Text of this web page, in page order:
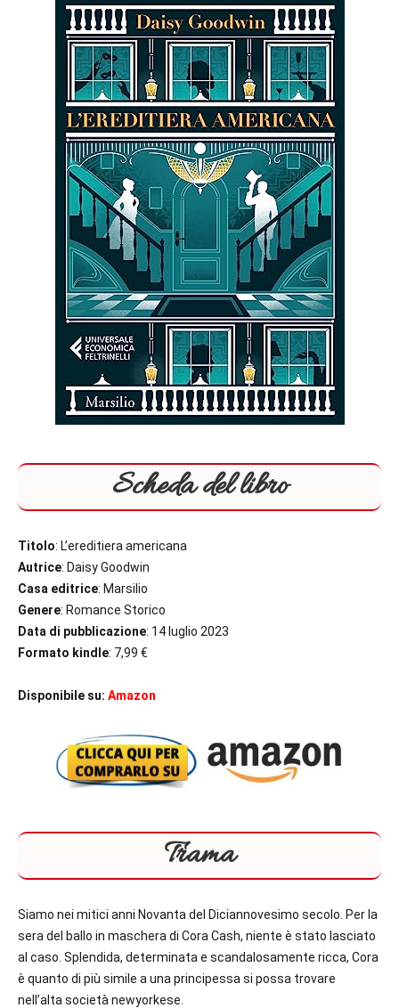
Scheda del libro
Titolo: L’ereditiera americana
Autrice: Daisy Goodwin
Casa editrice: Marsilio
Genere: Romance Storico
Data di pubblicazione: 14 luglio 2023
Formato kindle: 7,99 €
Disponibile su: Amazon
Trama
Siamo nei mitici anni Novanta del Diciannovesimo secolo. Per la
sera del ballo in maschera di Cora Cash, niente è stato lasciato
al caso. Splendida, determinata e scandalosamente ricca, Cora
è quanto di più simile a una principessa si possa trovare
nell’alta società newyorkese.